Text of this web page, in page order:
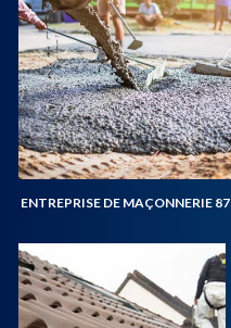
ENTREPRISE DE MAÇONNERIE 87